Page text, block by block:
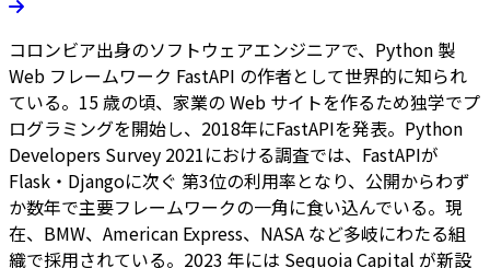
コロンビア出身のソフトウェアエンジニアで、Python 製
Web フレームワーク FastAPI の作者として世界的に知られ
ている。15 歳の頃、家業の Web サイトを作るため独学でプ
ログラミングを開始し、2018年にFastAPIを発表。Python
Developers Survey 2021における調査では、FastAPIが
Flask・Djangoに次ぐ 第3位の利用率となり、公開からわず
か数年で主要フレームワークの一角に食い込んでいる。現
在、BMW、American Express、NASA など多岐にわたる組
織で採用されている。2023 年には Sequoia Capital が新設